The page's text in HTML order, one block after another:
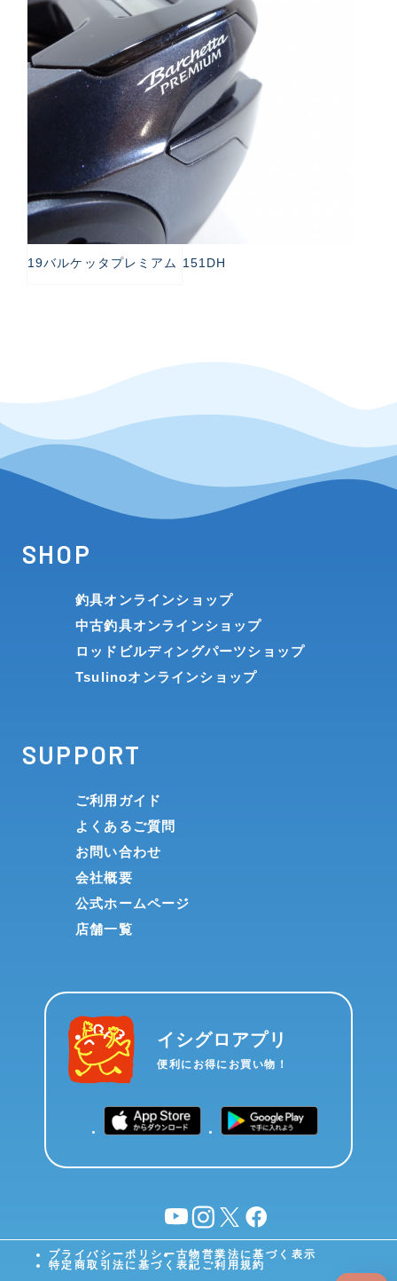
19バルケッタプレミアム 151DH
SHOP
釣具オンラインショップ
中古釣具オンラインショップ
ロッドビルディングパーツショップ
Tsulinoオンラインショップ
SUPPORT
ご利用ガイド
よくあるご質問
お問い合わせ
会社概要
公式ホームページ
店舗一覧
イシグロアプリ
便利にお得にお買い物！
YouTubeinstagram
X facebook
プライバシーポリシー古物営業法に基づく表示
特定商取引法に基づく表記 ご利用規約